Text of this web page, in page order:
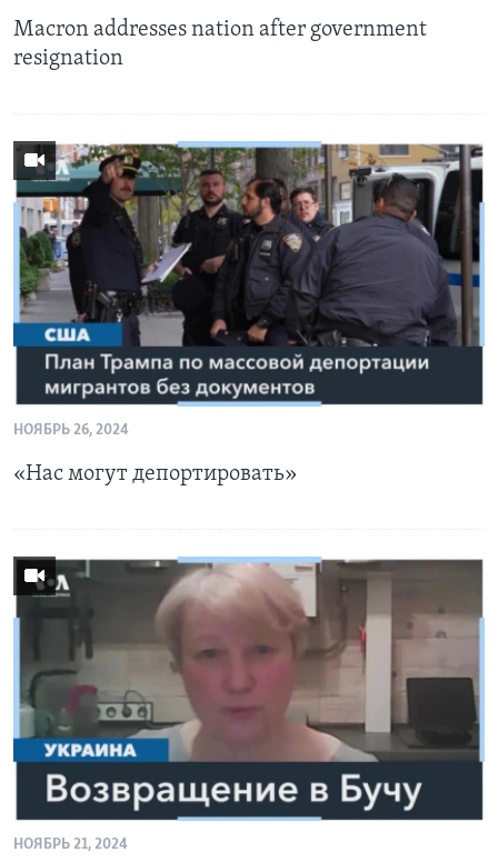
Macron addresses nation after government
resignation
НОЯБРЬ 26, 2024
«Нас могут депортировать»
НОЯБРЬ 21, 2024